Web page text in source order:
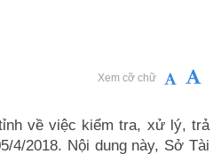
Xem cỡ chữ
về việc kiểm tra, xử lý, trả
4/2018. Nội dung này, Sở Tài